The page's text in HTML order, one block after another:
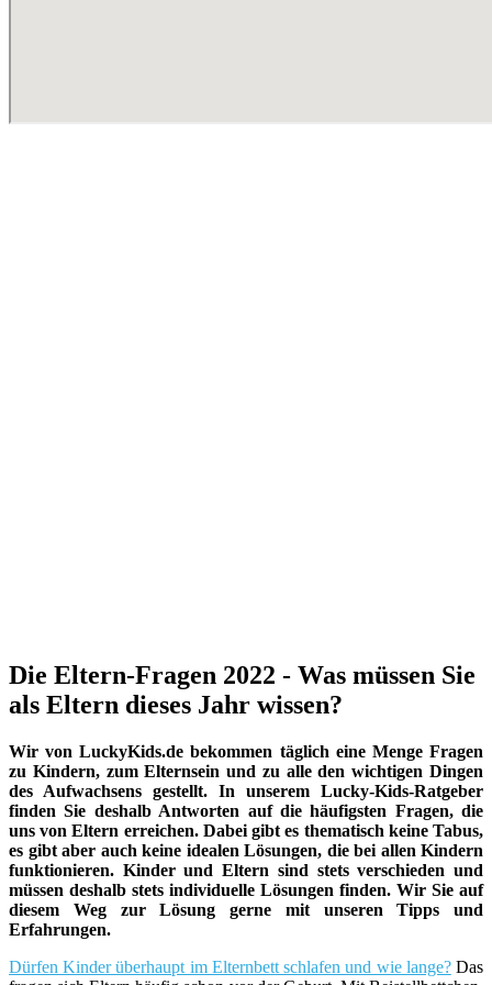
Die Eltern-Fragen 2022 - Was müssen Sie
als Eltern dieses Jahr wissen?
Wir von LuckyKids.de bekommen täglich eine Menge Fragen
zu Kindern, zum Elternsein und zu alle den wichtigen Dingen
des Aufwachsens gestellt. In unserem Lucky-Kids-Ratgeber
finden Sie deshalb Antworten auf die häufigsten Fragen, die
uns von Eltern erreichen. Dabei gibt es thematisch keine Tabus,
es gibt aber auch keine idealen Lösungen, die bei allen Kindern
funktionieren. Kinder und Eltern sind stets verschieden und
müssen deshalb stets individuelle Lösungen finden. Wir Sie auf
diesem Weg zur Lösung gerne mit unseren Tipps und
Erfahrungen.
Dürfen Kinder überhaupt im Elternbett schlafen und wie lange?Das